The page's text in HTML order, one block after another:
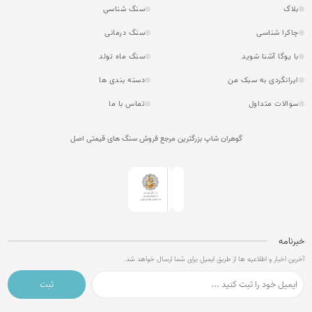
بلاگ
سنگ شناسی
چاکرا شناسی
سنگ درمانی
با یوگا آشنا شوید
سنگ ماه تولد
ایرانگردی به سبک من
دسته بندی ها
سوالات متداول
تماس با ما
گوهران شاپ بزرگترین مرجع فروش سنگ های قیمتی اصل
خبرنامه
آخرین اخبار و اطلاعیه ها از طریق ایمیل برای شما ارسال خواهد شد.
ثبت